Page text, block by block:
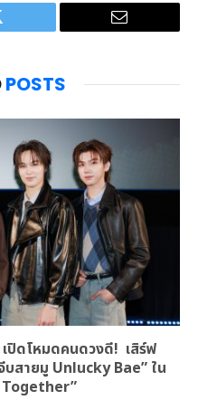
Email
POSTS
ปิดโหมดคนดวงดี! เสิร์ฟ
สายมู Unlucky Bae” ใน